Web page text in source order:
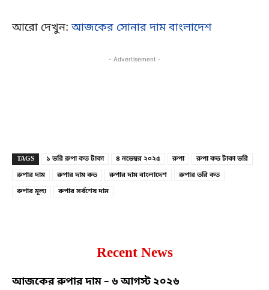
আরো দেখুন:আজকের সোনার দাম বাংলাদেশ
- Advertisement -
TAGS ১ ভরি রুপা কত টাকা ৪ নভেম্বর ২০২৫ রুপা
রুপা কত টাকা ভরি
রুপার দাম
রুপার দাম কত রুপার দাম বাংলাদেশ
রুপার ভরি কত
রুপার মূল্য
রুপার সর্বশেষ দাম
Recent News
আজকের রুপার দাম – ৬ আগস্ট ২০২৬